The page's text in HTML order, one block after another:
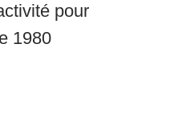
pour
1980